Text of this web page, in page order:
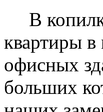
В
квартиры
офисных
больших